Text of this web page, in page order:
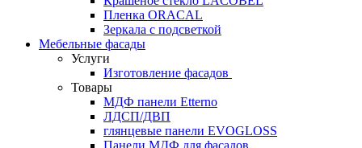
Пленка ORACAL
Зеркала с подсветкой
Мебельные фасады
Услуги
Изготовление фасадов
Товары
МДФ панели Etterno
ЛДСП/ДВП
глянцевые панели EVOGLOSS
Панели МДФ для фасадов